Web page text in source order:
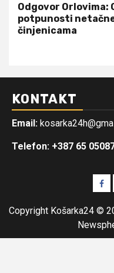
Odgovor Orlovima:
potpunosti
činjenicama
KONTAKT
Email:
Telefon: +387 65
Copyright Košarka24 ©